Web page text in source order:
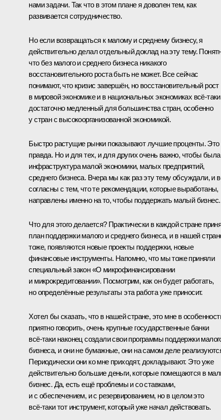
нами задачи. Так что в этом плане я доволен тем, как
развивается сотрудничество.
Но если возвращаться к малому и среднему бизнесу, я
действительно делал отдельный доклад на эту тему.
что без малого и среднего бизнеса никакого
восстановительного роста быть не может. Все сейчас
понимают, что кризис завершён, но восстановительный рост
в мировой экономике и в национальных экономиках всё‑таки
достаточно медленный для большинства стран, особенно
у стран с высокоорганизованной экономикой.
Быстро растущие рынки показывают лучшие проценты. Это
правда. Но и для тех, и для других очень важно, чтобы была
инфраструктура малой экономики, малых предприятий,
среднего бизнеса. Вчера мы как раз эту тему обсуждали, и
согласны с тем, что те рекомендации, которые выработаны,
направлены именно на то, чтобы поддержать малый бизнес.
Что для этого делается? Практически в каждой стране
план поддержки малого и среднего бизнеса, и в нашей
тоже, появляются новые проекты поддержки, новые
финансовые инструменты. Напомню, что мы тоже приняли
специальный закон «О микрофинансировании
и микрокредитовании». Посмотрим, как он будет работать,
но определённые результаты эта работа уже приносит.
Хотел бы сказать, что в нашей стране, это мне в
приятно говорить, очень крупные государственные банки
всё‑таки наконец создали свои программы поддержки
бизнеса, и они не бумажные, они на самом деле
Периодически они ко мне приходят, докладывают. Это уже
действительно большие деньги, которые помещаются в
бизнес. Да, есть ещё проблемы и со ставками,
и с обеспечением, и с резервированием, но в целом это
всё‑таки тот инструмент, который уже начал действовать.